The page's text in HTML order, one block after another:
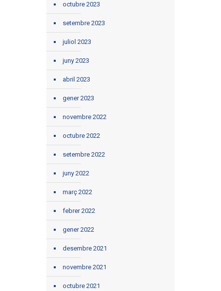
octubre 2023
setembre 2023
juliol 2023
juny 2023
abril 2023
gener 2023
novembre 2022
octubre 2022
setembre 2022
juny 2022
març 2022
febrer 2022
gener 2022
desembre 2021
novembre 2021
octubre 2021